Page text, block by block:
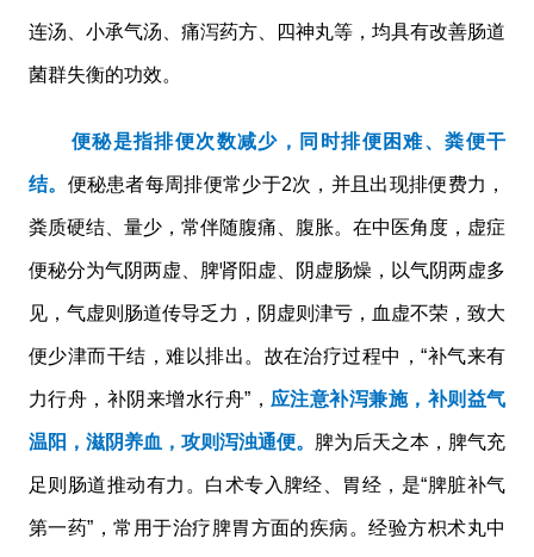
连汤、小承气汤、痛泻药方、四神丸等，均具有改善肠道
菌群失衡的功效。
便秘是指排便次数减少，同时排便困难、粪便干
结。 便秘患者每周排便常少于2次，并且出现排便费力，
粪质硬结、量少，常伴随腹痛、腹胀。在中医角度，虚症
便秘分为气阴两虚、脾肾阳虚、阴虚肠燥，以气阴两虚多
见，气虚则肠道传导乏力，阴虚则津亏，血虚不荣，致大
便少津而干结，难以排出。故在治疗过程中，“补气来有
力行舟，补阴来增水行舟”， 应注意补泻兼施，补则益气
温阳，滋阴养血，攻则泻浊通便。 脾为后天之本，脾气充
足则肠道推动有力。白术专入脾经、胃经，是“脾脏补气
第一药”，常用于治疗脾胃方面的疾病。经验方枳术丸中